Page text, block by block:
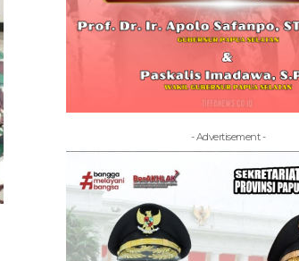
- Advertisement -